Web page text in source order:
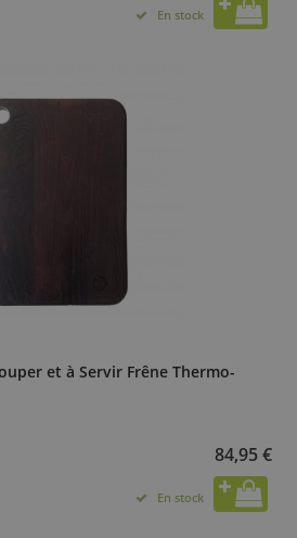
En stock
et à Servir Frêne Thermo-
84,95 €
En stock